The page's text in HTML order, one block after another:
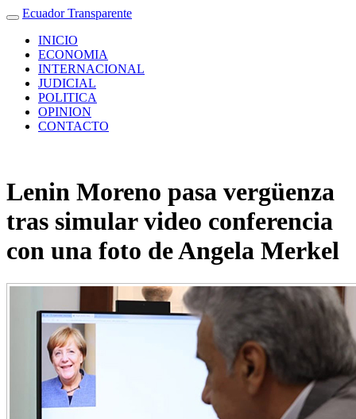
Ecuador Transparente
INICIO
ECONOMIA
INTERNACIONAL
JUDICIAL
POLITICA
OPINION
CONTACTO
Lenin Moreno pasa vergüenza
tras simular video conferencia
con una foto de Angela Merkel